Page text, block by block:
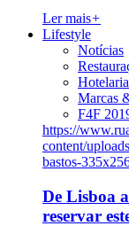
Ler mais+
Lifestyle
Notícias
Marcas
F4F
https://
content/
bastos-
De Lisboa
reservar